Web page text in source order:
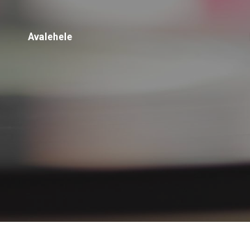
Avalehele